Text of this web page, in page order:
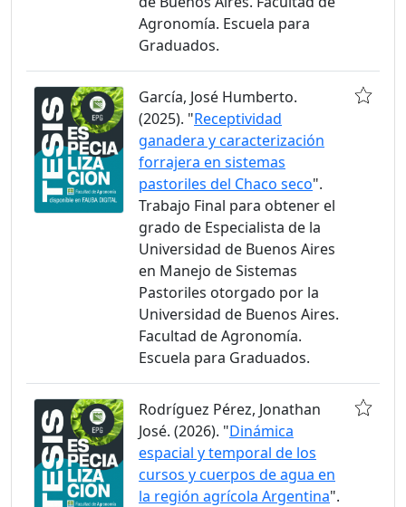
Agronomía. Escuela para
Graduados.
García, José Humberto.
(2025). "Receptividad
ganadera y caracterización
forrajera en sistemas
pastoriles del Chaco seco".
Trabajo Final para obtener el
grado de Especialista de la
Universidad de Buenos Aires
en Manejo de Sistemas
Pastoriles otorgado por la
Universidad de Buenos Aires.
Facultad de Agronomía.
Escuela para Graduados.
Rodríguez Pérez, Jonathan
José. (2026). "Dinámica
espacial y temporal de los
cursos y cuerpos de agua en
la región agrícola Argentina".